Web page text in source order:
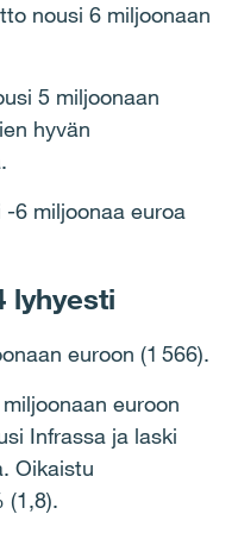
nousi 6 miljoonaan
5 miljoonaan
hyvän
6 miljoonaa euroa
lyhyesti
euroon (1 566).
euroon
Infrassa ja laski
Oikaistu
(1,8).